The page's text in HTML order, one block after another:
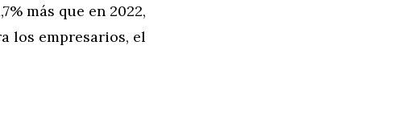
más que en 2022,
los empresarios, el